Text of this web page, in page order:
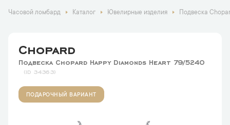
Часовой ломбард Каталог Ювелирные изделия Подвеска
Chopard
Подвеска Chopard Happy Diamonds Heart 79/5240
34363
ПОДАРОЧНЫЙ ВАРИАНТ